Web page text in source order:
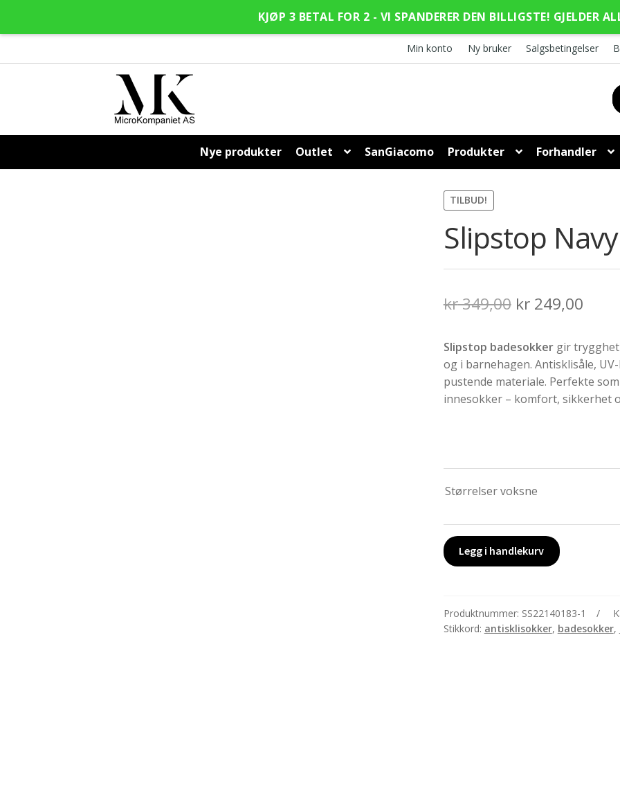
KJØP 3 BETAL FOR 2 - VI SPANDERER DEN BILLIGSTE! GJELDER
Min konto Ny bruker Salgsbetingelser
Hopp
Hopp
Nye produkter Outlet SanGiacomo Produkter Forhandler
TILBUD!
Slipstop
kr349,00 Opprinnelig
var:
kr 349,00.
kr249,00
er:
kr
Slipstop badesokkergir trygghet
og i barnehagen. Antisklisåle,
pustende materiale. Perfekte
innesokker – komfort, sikkerhet
Størrelser voksne
Slipstop
Navy
Legg i handlekurv
Produktnummer: SS22140183-1
Stikkord: antisklisokker, badesokker,